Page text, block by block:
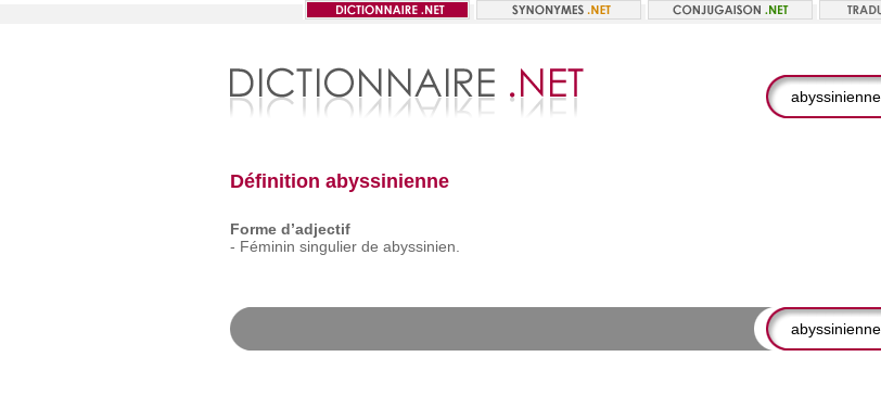
Définition abyssinienne
Forme d’adjectif
- Féminin singulier de abyssinien.